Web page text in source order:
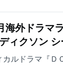
海外ドラマ
ィクソン
カルドラマ『